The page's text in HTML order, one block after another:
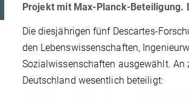
Projekt mit Max-Planck-Beteiligung.
Die diesjährigen fünf Descartes-
den Lebenswissenschaften,
Sozialwissenschaften ausgewählt.
Deutschland wesentlich beteiligt: